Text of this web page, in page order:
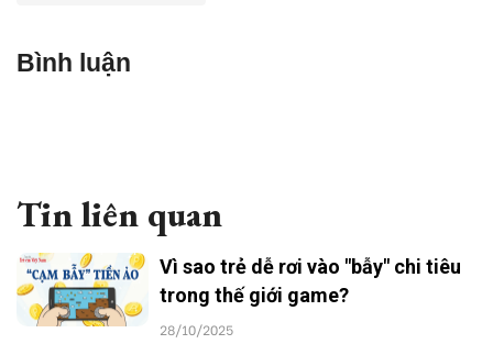
Bình luận
Tin liên quan
Vì sao trẻ dễ rơi vào "bẫy" chi tiêu
trong thế giới game?
28/10/2025